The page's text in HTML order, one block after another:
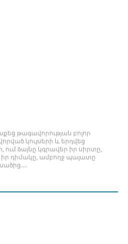
թագավորության բոլոր
կույսերի և երդվեց
ում ձայնը կգրավեր իր սիրտը,
իր դիմակը, ամբողջ պալատը